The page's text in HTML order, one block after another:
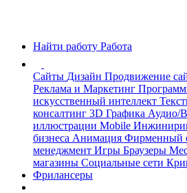
Найти работу Работа
Сайты Дизайн Продвижение
Реклама и Маркетинг
искусственный интеллект
консалтинг 3D Графика Аудио/
иллюстрации Mobile
бизнеса Анимация Фирменный
менеджмент Игры Браузеры
магазины Социальные сети
Фрилансеры